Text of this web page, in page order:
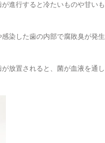
進行すると冷たいものや甘い
染した歯の内部で腐敗臭が発生
放置されると、菌が血液を通